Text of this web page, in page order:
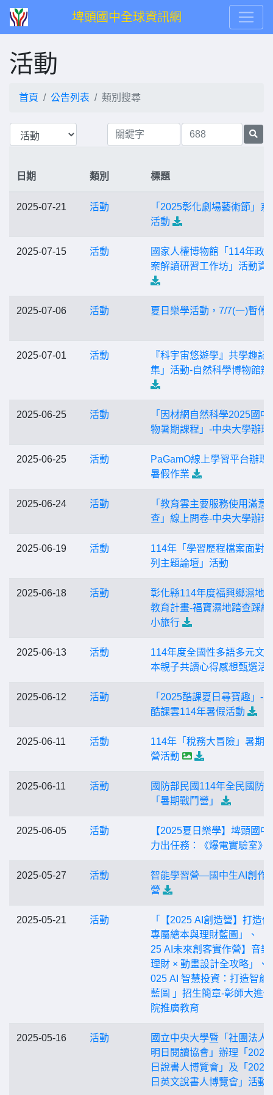
埤頭國中全球資訊網
活動
首頁 公告列表 類別搜尋
日期 類別 標題
2025-07-21 活動
「2025彰化劇場藝術節」系
活動
2025-07-15 活動
國家人權博物館「114年政
案解讀研習工作坊」活動資
2025-07-06 活動 夏日樂學活動，7/7(一)暫停
2025-07-01 活動
『科宇宙悠遊學』共學趣記
集」活動-自然科學博物館辦
2025-06-25 活動
「因材網自然科學2025國中
物暑期課程」-中央大學辦理
2025-06-25 活動
PaGamO線上學習平台辦理
暑假作業
2025-06-24 活動
「教育雲主要服務使用滿意
查」線上問卷-中央大學辦理
2025-06-19 活動
114年「學習歷程檔案面對
列主題論壇」活動
2025-06-18 活動
彰化縣114年度福興鄉濕地
教育計畫-福寶濕地踏查踩線
小旅行
2025-06-13 活動
114年度全國性多語多元文
本親子共讀心得感想甄選活
2025-06-12 活動
「2025酷課夏日尋寶趣」-
酷課雲114年暑假活動
2025-06-11 活動
114年「稅務大冒險」暑期
營活動
2025-06-11 活動
國防部民國114年全民國防
「暑期戰鬥營」
2025-06-05 活動
【2025夏日樂學】埤頭國中
力出任務：《爆電實驗室》
2025-05-27 活動
智能學習營—國中生AI創作
營
2025-05-21 活動
「【2025 AI創造營】打造
專屬繪本與理財藍圖」、「
25 AI未來創客實作營】音樂
理財 × 動畫設計全攻略」、
025 AI 智慧投資：打造智能
藍圖 」招生簡章-彰師大進
院推廣教育
2025-05-16 活動
國立中央大學暨「社團法人
明日閱讀協會」辦理「2025
日說書人博覽會」及「2025
日英文說書人博覽會」活動